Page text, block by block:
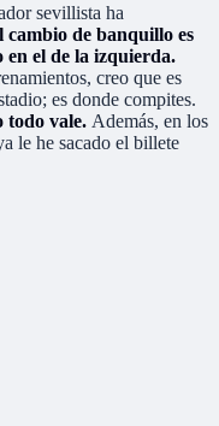
sevillista ha
cambio de banquillo es
en el de la izquierda.
creo que es
es donde compites.
todo vale. Además, en los
le he sacado el billete